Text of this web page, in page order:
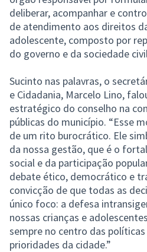
deliberar, acompanhar e
de atendimento aos direitos
adolescente, composto por
do governo e da sociedade
Sucinto nas palavras, o
e Cidadania, Marcelo Lino,
estratégico do conselho na
públicas do município. “Esse
de um rito burocrático. Ele
da nossa gestão, que é o
social e da participação
debate ético, democrático e
convicção de que todas as
único foco: a defesa
nossas crianças e
sempre no centro das políticas
prioridades da cidade.”